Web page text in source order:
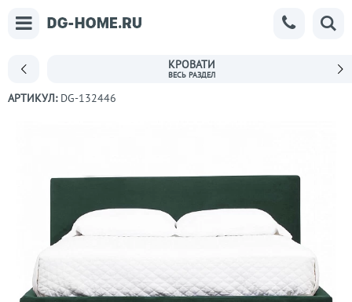
КРОВАТИ
АРТИКУЛ: DG-132446